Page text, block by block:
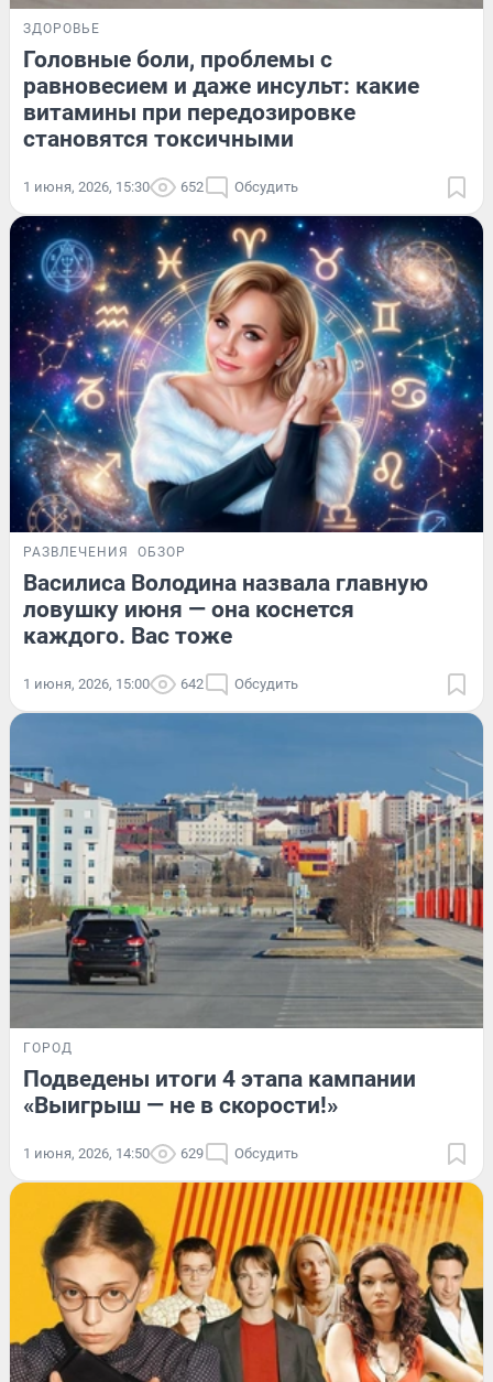
ЗДОРОВЬЕ
Головные боли, проблемы с
равновесием и даже инсульт: какие
витамины при передозировке
становятся токсичными
1 июня, 2026, 15:30 652 Обсудить
РАЗВЛЕЧЕНИЯ ОБЗОР
Василиса Володина назвала главную
ловушку июня — она коснется
каждого. Вас тоже
1 июня, 2026, 15:00 642 Обсудить
ГОРОД
Подведены итоги 4 этапа кампании
«Выигрыш — не в скорости!»
1 июня, 2026, 14:50 629 Обсудить